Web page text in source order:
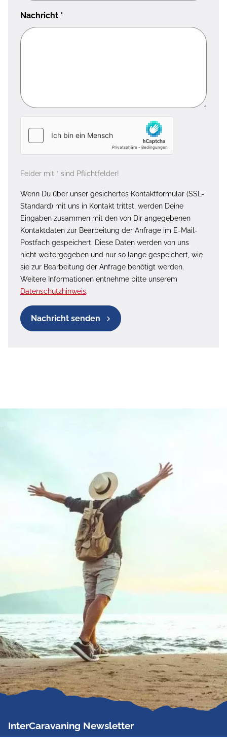
Nachricht *
Felder mit * sind Pflichtfelder!
Wenn Du über unser gesichertes Kontaktformular (SSL-
Standard) mit uns in Kontakt trittst, werden Deine
Eingaben zusammen mit den von Dir angegebenen
Kontaktdaten zur Bearbeitung der Anfrage im E-Mail-
Postfach gespeichert. Diese Daten werden von uns
nicht weitergegeben und nur so lange gespeichert, wie
sie zur Bearbeitung der Anfrage benötigt werden.
Weitere Informationen entnehme bitte unserem
Datenschutzhinweis.
Nachricht senden
InterCaravaning Newsletter